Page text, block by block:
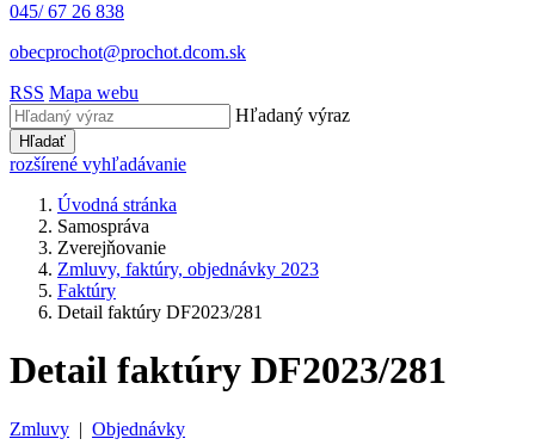
045/ 67 26 838
obecprochot@prochot.dcom.sk
RSS Mapa webu
Hľadaný výraz
Hľadať
rozšírené vyhľadávanie
Úvodná stránka
Samospráva
Zverejňovanie
Zmluvy, faktúry, objednávky 2023
Faktúry
Detail faktúry DF2023/281
Detail faktúry DF2023/281
Zmluvy | Objednávky